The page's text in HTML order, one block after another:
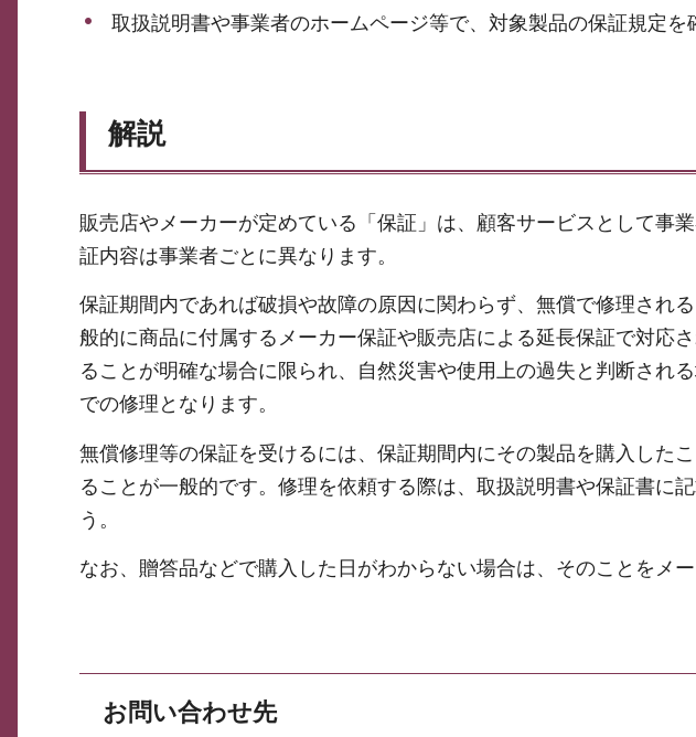
取扱説明書や事業者のホームページ等で、対象製品の保証規定を
解説
販売店やメーカーが定めている「保証」は、顧客サービスとして事
証内容は事業者ごとに異なります。
保証期間内であれば破損や故障の原因に関わらず、無償で修理され
般的に商品に付属するメーカー保証や販売店による延長保証で対応
ることが明確な場合に限られ、自然災害や使用上の過失と判断され
での修理となります。
無償修理等の保証を受けるには、保証期間内にその製品を購入した
ることが一般的です。修理を依頼する際は、取扱説明書や保証書に
う。
なお、贈答品などで購入した日がわからない場合は、そのことをメ
お問い合わせ先